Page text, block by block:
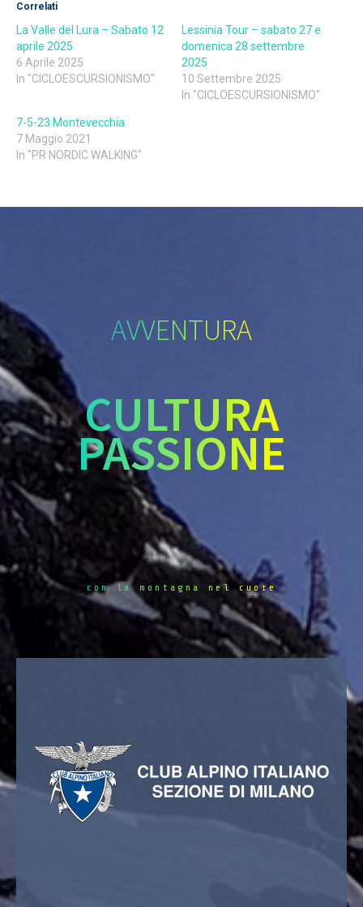
Correlati
La Valle del Lura – Sabato 12
aprile 2025
6 Aprile 2025
In "CICLOESCURSIONISMO"
Lessinia Tour – sabato 27 e
domenica 28 settembre
2025
10 Settembre 2025
In "CICLOESCURSIONISMO"
7-5-23 Montevecchia
7 Maggio 2021
In "PR NORDIC WALKING"
AVVENTURA
CULTURA
PASSIONE
con la montagna nel cuore